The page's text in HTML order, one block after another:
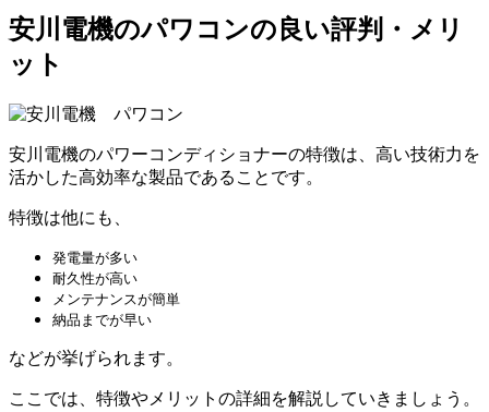
安川電機のパワコンの良い評判・メリ
ット
安川電機のパワーコンディショナーの特徴は、高い技術力を
活かした高効率な製品であることです。
特徴は他にも、
発電量が多い
耐久性が高い
メンテナンスが簡単
納品までが早い
などが挙げられます。
ここでは、特徴やメリットの詳細を解説していきましょう。